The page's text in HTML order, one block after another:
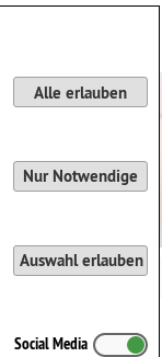
Alle erlauben
Nur Notwendige
Auswahl erlauben
Social Media